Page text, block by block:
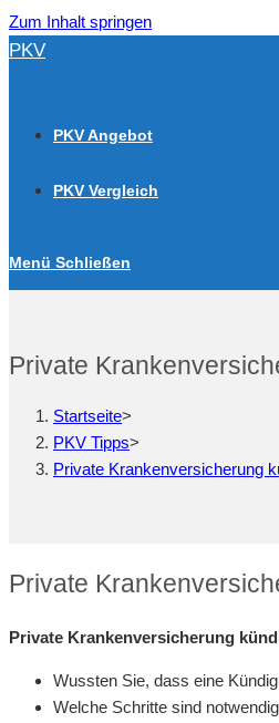
Zum Inhalt springen
PKV
PKV Angebot
PKV Vergleich
Menü Schließen
Private
Startseite>
PKV Tipps>
Private Krankenversicherung
Private
Private Krankenversicherung
Wussten Sie, dass eine
Welche Schritte sind